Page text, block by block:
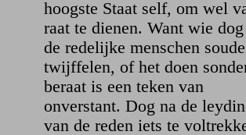
hoogste Staat self, om wel
raat te dienen. Want wie
de redelijke menschen soude
twijffelen, of het doen
beraat is een teken van
onverstant. Dog na de
van de reden iets te